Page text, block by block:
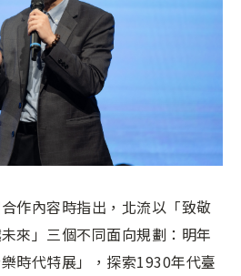
作內容時指出，北流以「致敬
來」三個不同面向規劃：明年
時代特展」，探索1930年代臺